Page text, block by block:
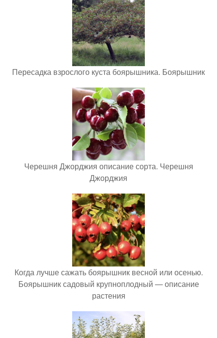
Пересадка взрослого куста боярышника. Боярышник
Черешня Джорджия описание сорта. Черешня
Джорджия
Когда лучше сажать боярышник весной или осенью.
Боярышник садовый крупноплодный — описание
растения